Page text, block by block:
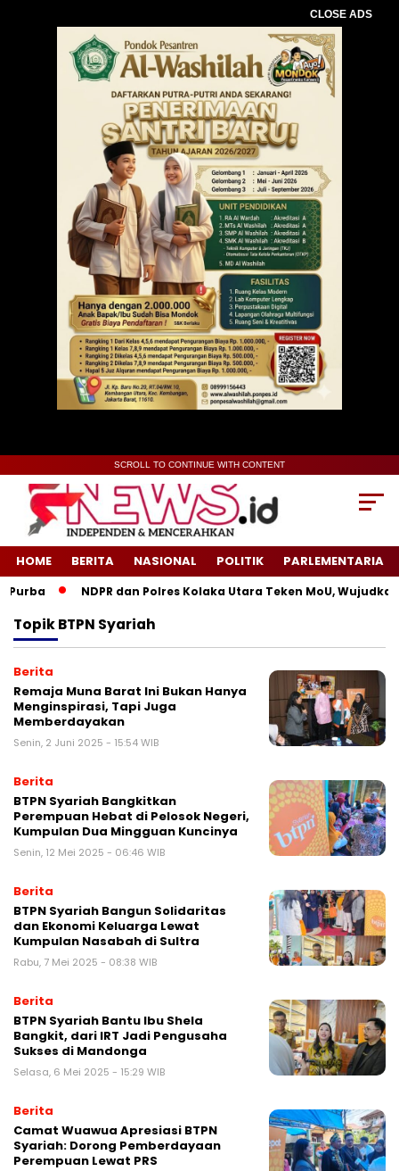
CLOSE ADS
SCROLL TO CONTINUE WITH CONTENT
HOME BERITA NASIONAL POLITIK PARLEMENTARIA
NDPR dan Polres Kolaka Utara Teken MoU,
TopikBTPN Syariah
Berita
Remaja Muna Barat Ini Bukan Hanya
Menginspirasi, Tapi Juga
Memberdayakan
Senin, 2 Juni 2025 - 15:54 WIB
Berita
BTPN Syariah Bangkitkan
Perempuan Hebat di Pelosok Negeri,
Kumpulan Dua Mingguan Kuncinya
Senin, 12 Mei 2025 - 06:46 WIB
Berita
BTPN Syariah Bangun Solidaritas
dan Ekonomi Keluarga Lewat
Kumpulan Nasabah di Sultra
Rabu, 7 Mei 2025 - 08:38 WIB
Berita
BTPN Syariah Bantu Ibu Shela
Bangkit, dari IRT Jadi Pengusaha
Sukses di Mandonga
Selasa, 6 Mei 2025 - 15:29 WIB
Berita
Camat Wuawua Apresiasi BTPN
Syariah: Dorong Pemberdayaan
Perempuan Lewat PRS